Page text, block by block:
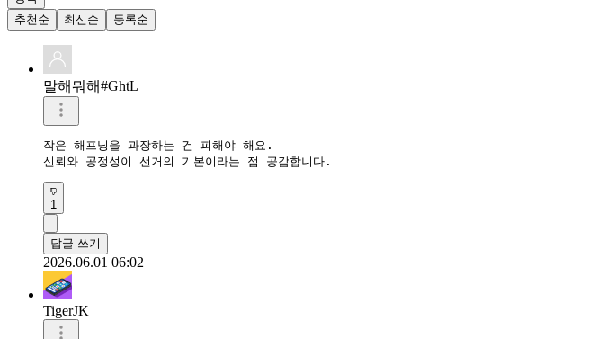
추천순
최신순 등록순
말해뭐해#GhtL
작은 해프닝을 과장하는 건 피해야 해요.
신뢰와 공정성이 선거의 기본이라는 점 공감합니다.
1
답글 쓰기
2026.06.01 06:02
TigerJK